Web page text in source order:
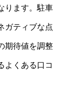
ります。駐車
ガティブな点
期待値を調整
よくある口コ